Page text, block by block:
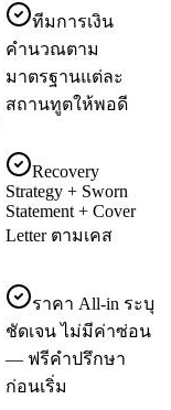
ทีมการเงิน
คำนวณตาม
มาตรฐานแต่ละ
สถานทูตให้พอดี
Recovery
Strategy + Sworn
Statement + Cover
Letter ตามเคส
ราคา All-in ระบุ
ชัดเจน ไม่มีค่าซ่อน
— ฟรีคำปรึกษา
ก่อนเริ่ม